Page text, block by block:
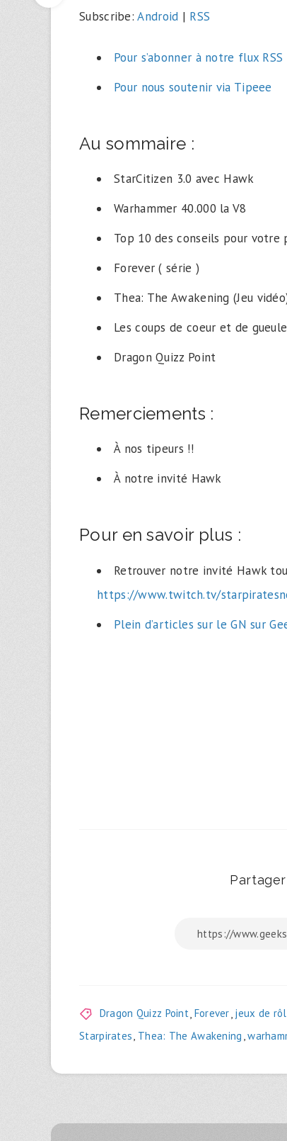
Subscribe:Android | RSS
Pour s’abonner à notre flux RSS
Pour nous soutenir via Tipeee
Au sommaire :
StarCitizen 3.0 avec Hawk
Warhammer 40.000 la V8
Top 10 des conseils pour votre
Forever ( série )
Thea: The Awakening (Jeu
Les coups de coeur et de gueule
Dragon Quizz Point
Remerciements :
À nos tipeurs !!
À notre invité Hawk
Pour en savoir plus :
Retrouver notre invité Hawk
https://www.twitch.tv/
Plein d’articles sur le GN sur
Dragon Quizz Point Forever jeux de
Starpirates Thea: The Awakening ,